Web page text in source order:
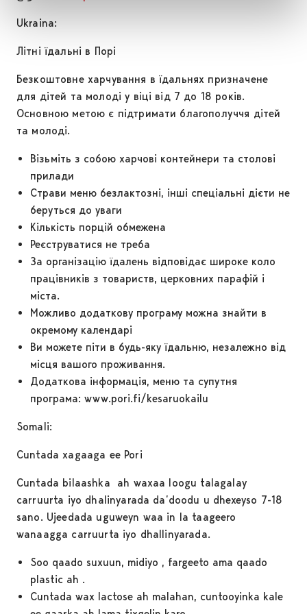
Ukraina:
Літні їдальні в Порі
Безкоштовне харчування в їдальнях призначене
для дітей та молоді у віці від 7 до 18 років.
Основною метою є підтримати благополуччя дітей
та молоді.
Візьміть з собою харчові контейнери та столові
прилади
Страви меню безлактозні, інші спеціальні дієти не
беруться до уваги
Кількість порцій обмежена
Реєструватися не треба
За організацію їдалень відповідає широке коло
працівників з товариств, церковних парафій і
міста.
Можливо додаткову програму можна знайти в
окремому календарі
Ви можете піти в будь-яку їдальню, незалежно від
місця вашого проживання.
Додаткова інформація, меню та супутня
програма: www.pori.fi/kesaruokailu
Somali:
Cuntada xagaaga ee Pori
Cuntada bilaashka ah waxaa loogu talagalay
carruurta iyo dhalinyarada da’doodu u dhexeyso 7-18
sano. Ujeedada uguweyn waa in la taageero
wanaagga carruurta iyo dhallinyarada.
Soo qaado suxuun, midiyo , fargeeto ama qaado
plastic ah .
Cuntada wax lactose ah malahan, cuntooyinka kale